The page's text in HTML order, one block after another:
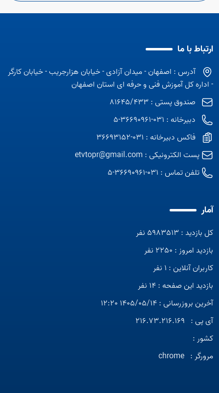
ارتباط با ما
آدرس : اصفهان - میدان آزادی - خیابان هزارجریب - خیابان کارگر
- اداره کل آموزش فنی و حرفه ای استان اصفهان
صندوق پستی : 81645/433
دبیرخانه : 031-36690961-5
فاکس دبیرخانه : 031-36693152
پست الکترونیکی : etvtopr@gmail.com
تلفن تماس : 031-36690961-5
آمار
کل بازدید : 5983513 نفر
بازدید امروز : 2250 نفر
کاربران آنلاین : 1 نفر
بازدید این صفحه : 14 نفر
آخرین بروزرسانی : 1405/05/14 12:20
آی پی : 216.73.216.169
کشور :
مرورگر : chrome